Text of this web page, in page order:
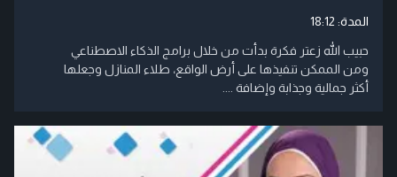
المدة: 18:12
حبيب الله زعتر فكرة بدأت من خلال برامج الذكاء الاصطناعي
ومن الممكن تنفيذها على أرض الواقع، طلاء المنازل وجعلها
أكثر جمالية وجذابة وإضافة ....